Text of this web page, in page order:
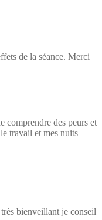
de la séance. Merci
comprendre des peurs et
travail et mes nuits
bienveillant je conseil